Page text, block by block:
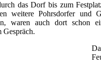
das Dorf bis zum
weitere Pohrsdorfer und
waren auch dort schon